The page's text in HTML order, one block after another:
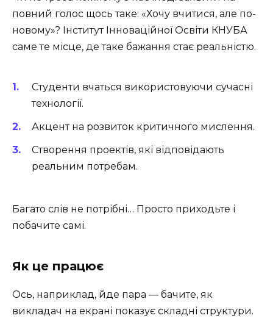
повний голос щось таке: «Хочу вчитися, але по-
новому»? Інститут Інноваційної Освіти КНУБА
саме те місце, де таке бажання стає реальністю.
Студенти вчаться використовуючи сучасні
технології.
Акцент на розвиток критичного мислення.
Створення проектів, які відповідають
реальним потребам.
Багато слів не потрібні… Просто приходьте і
побачите самі.
Як це працює
Ось, наприклад, йде пара — бачите, як
викладач на екрані показує складні структури.